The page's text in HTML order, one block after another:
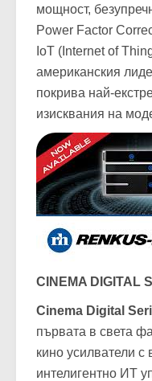
4Ω, 8Ω товари,
транслационни
мощност,
Power Factor
IoT (Internet of
американския
покрива най-
изисквания на
CINEMA DIGITAL
Cinema Digital
първата в света